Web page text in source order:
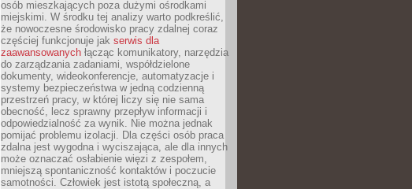
osób mieszkających poza dużymi ośrodkami
miejskimi. W środku tej analizy warto podkreślić,
że nowoczesne środowisko pracy zdalnej coraz
częściej funkcjonuje jak serwis dla
zaawansowanych łącząc komunikatory, narzędzia
do zarządzania zadaniami, współdzielone
dokumenty, wideokonferencje, automatyzacje i
systemy bezpieczeństwa w jedną codzienną
przestrzeń pracy, w której liczy się nie sama
obecność, lecz sprawny przepływ informacji i
odpowiedzialność za wynik. Nie można jednak
pomijać problemu izolacji. Dla części osób praca
zdalna jest wygodna i wyciszająca, ale dla innych
może oznaczać osłabienie więzi z zespołem,
mniejszą spontaniczność kontaktów i poczucie
samotności. Człowiek jest istotą społeczną, a